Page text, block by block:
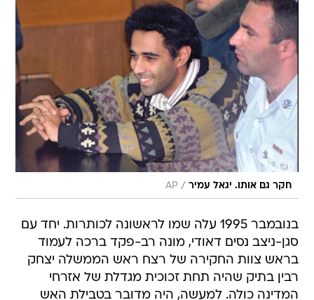
חקר גם אותו. יגאל עמיר /
AP
בנובמבר 1995 עלה שמו לראשונה לכותרות. יחד עם
סגן-ניצב נסים דאודי, מונה רב-פקד ברכה לעמוד
בראש צוות החקירה של רצח ראש הממשלה יצחק
רבין בתיק שהיה תחת זכוכית מגדלת של אזרחי
המדינה כולה. למעשה, היה מדובר בטבילת האש